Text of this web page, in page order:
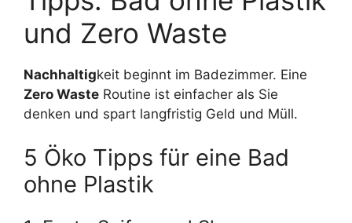
und Zero Waste
Nachhaltigkeit beginnt im Badezimmer. Eine
Zero Waste Routine ist einfacher als Sie
denken und spart langfristig Geld und Müll.
5 Öko Tipps für eine Bad
ohne Plastik